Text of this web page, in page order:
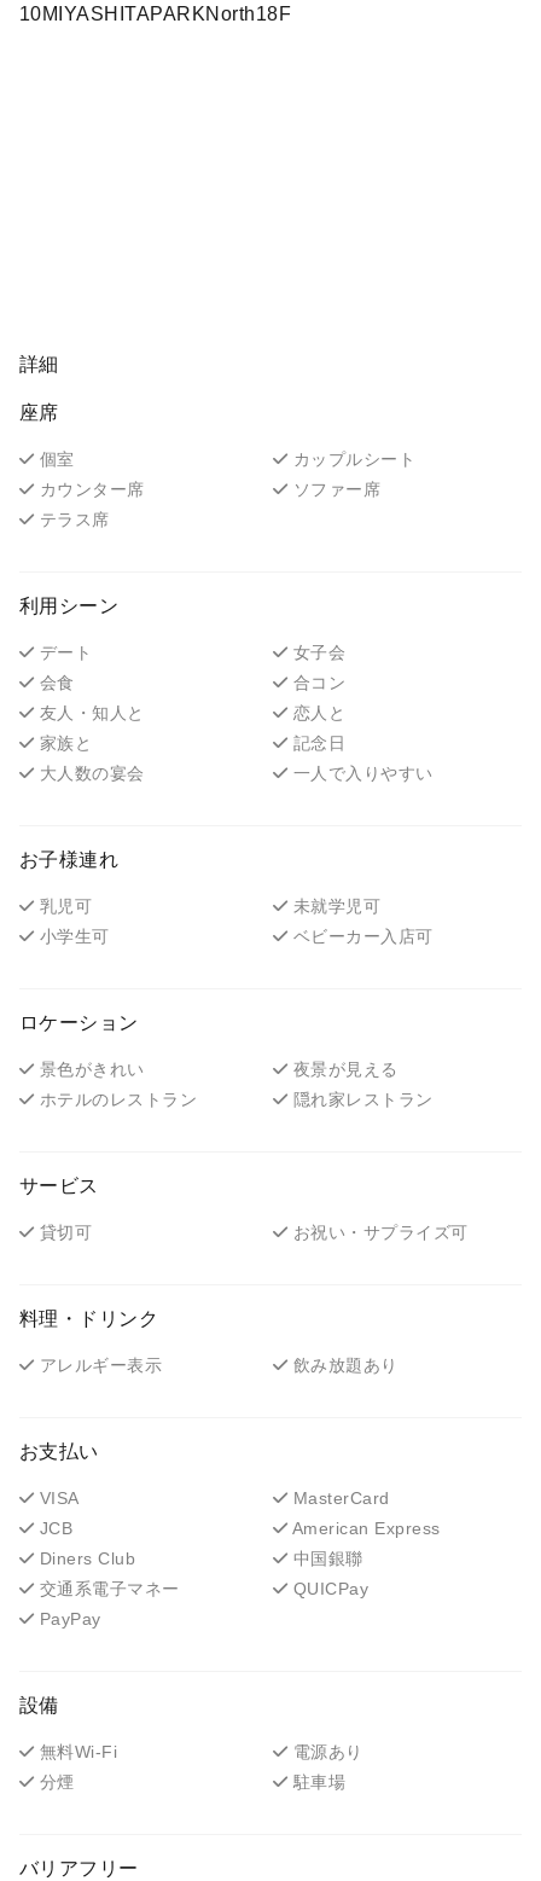
10MIYASHITAPARKNorth18F
詳細
座席
個室
カップルシート
カウンター席
ソファー席
テラス席
利用シーン
デート
女子会
会食
合コン
友人・知人と
恋人と
家族と
記念日
大人数の宴会
一人で入りやすい
お子様連れ
乳児可
未就学児可
小学生可
ベビーカー入店可
ロケーション
景色がきれい
夜景が見える
ホテルのレストラン
隠れ家レストラン
サービス
貸切可 お祝い・サプライズ可
料理・ドリンク
アレルギー表示 飲み放題あり
お支払い
VISA
MasterCard
JCB
American Express
Diners Club
中国銀聯
交通系電子マネー
QUICPay
PayPay
設備
無料Wi-Fi
電源あり
分煙
駐車場
バリアフリー